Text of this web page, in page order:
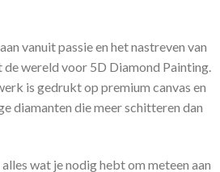
vanuit passie en het nastreven van
wereld voor 5D Diamond Painting.
is gedrukt op premium canvas en
diamanten die meer schitteren dan
wat je nodig hebt om meteen aan